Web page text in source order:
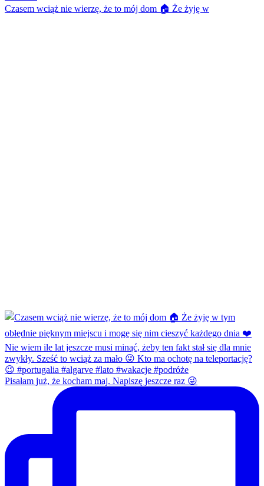
Czasem wciąż nie wierzę, że to mój dom 🏠 Że żyję w
Pisałam już, że kocham maj. Napiszę jeszcze raz 😜